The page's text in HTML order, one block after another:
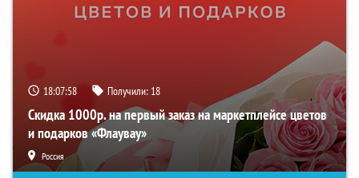
18:07:57 Получили: 18
Скидка 1000р. на первый заказ на маркетплейсе цветов
и подарков «Флаувау»
Россия